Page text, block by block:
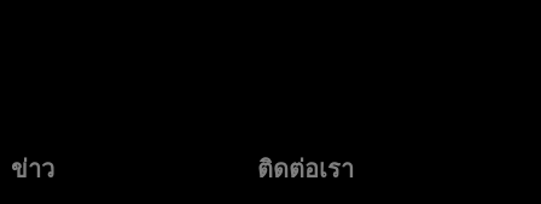
ข่าว ติดต่อเรา